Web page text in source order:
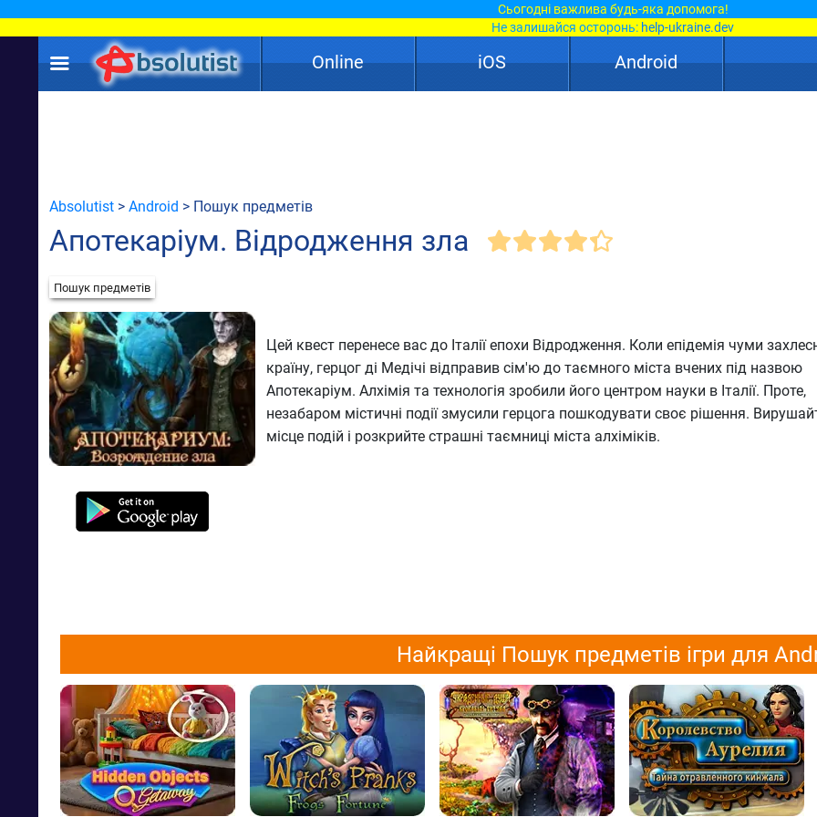
Сьогодні важлива будь-яка допомога!
Не залишайся осторонь: help-ukraine.dev
Online iOS Android
Absolutist > Android > Пошук предметів
Апотекаріум. Відродження зла
Пошук предметів
Цей квест перенесе вас до Італії епохи Відродження. Коли епідемія чуми
країну, герцог ді Медічі відправив сім'ю до таємного міста вчених під назвою
Апотекаріум. Алхімія та технологія зробили його центром науки в Італії. Проте,
незабаром містичні події змусили герцога пошкодувати своє рішення.
місце подій і розкрийте страшні таємниці міста алхіміків.
Найкращі Пошук предметів ігри для